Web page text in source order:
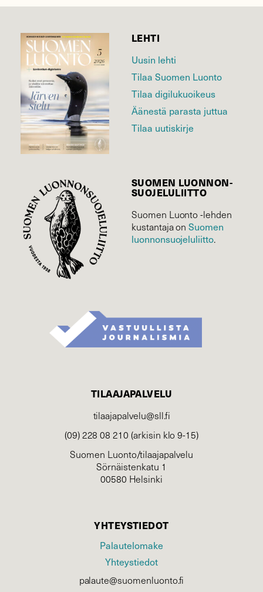
LEHTI
Uusin lehti
Tilaa Suomen Luonto
Tilaa digilukuoikeus
Äänestä parasta juttua
Tilaa uutiskirje
SUOMEN LUONNON­
SUOJELU­LIITTO
Suomen Luonto -lehden
kustantaja onSuomen
luonnonsuojelu­liitto.
TILAAJAPALVELU
tilaajapalvelu@sll.fi
(09) 228 08 210 (arkisin klo 9-15)
Suomen Luonto/tilaajapalvelu
Sörnäistenkatu 1
00580 Helsinki
YHTEYSTIEDOT
Palautelomake
Yhteystiedot
palaute@suomenluonto.fi